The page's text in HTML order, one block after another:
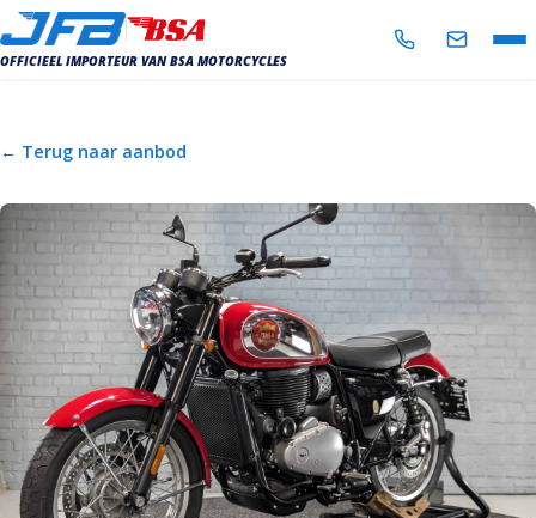
OFFICIEEL IMPORTEUR VAN BSA MOTORCYCLES
IN- EN VERKOOP
WERKPLAATS
NIEUWS
OVER ONS
CONTACT
← Terug naar aanbod